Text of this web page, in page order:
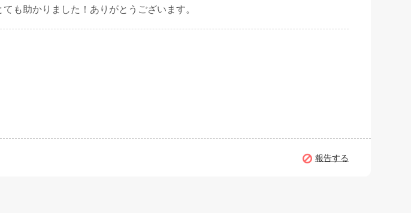
も助かりました！ありがとうございます。
報告する